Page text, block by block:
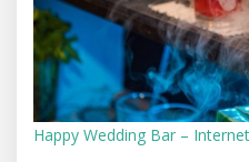
Happy Wedding Bar –